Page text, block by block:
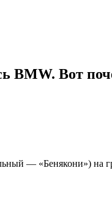
BMW. Вот
— «Бенякони») на